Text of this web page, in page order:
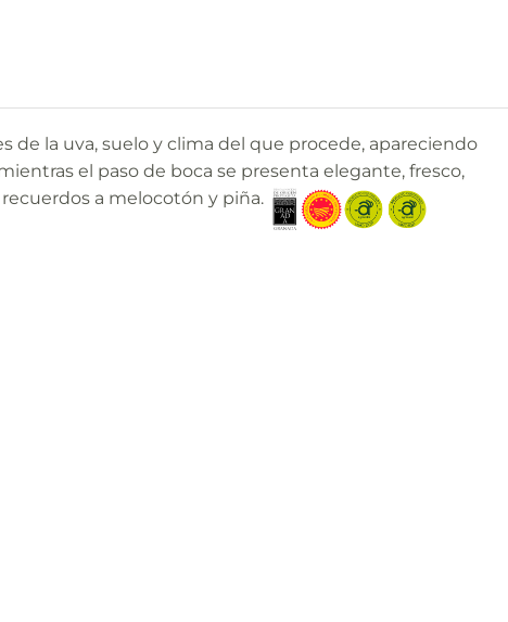
de la uva, suelo y clima del que procede, apareciendo
el paso de boca se presenta elegante, fresco,
a melocotón y piña.